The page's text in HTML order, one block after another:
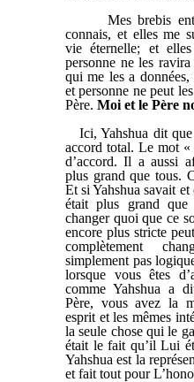
Mes brebis
connais, et elles me
vie éternelle; et
personne ne les
qui me les a
et personne ne peut
Père. Moi et le Père
Ici, Yahshua dit
accord total. Le mot
d’accord. Il a aussi
plus grand que tous.
Et si Yahshua savait
était plus grand
changer quoi que ce
encore plus stricte
complètement
simplement pas
lorsque vous êtes
comme Yahshua a
Père, vous avez la
esprit et les mêmes
la seule chose qui le
était le fait qu’il Lui
Yahshua est la
et fait tout pour